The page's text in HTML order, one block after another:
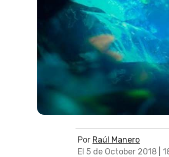
Por Raúl Manero
El 5 de October 2018 |